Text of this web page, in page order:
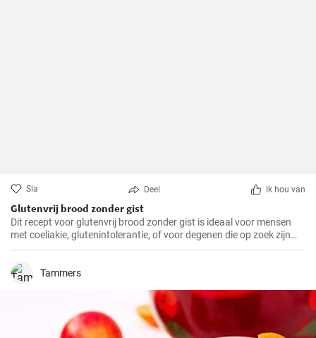
Sla Deel Ik hou van
Glutenvrij brood zonder gist
Dit recept voor glutenvrij brood zonder gist is ideaal voor mensen
met coeliakie, glutenintolerantie, of voor degenen die op zoek zijn
naar een gezonder alternatief voor traditioneel brood.
Tammers